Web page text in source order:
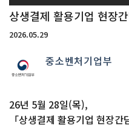
상생결제 활용기업 현장
2026.05.29
중소벤처기업부
26년 5월 28일(목),
「상생결제 활용기업 현장